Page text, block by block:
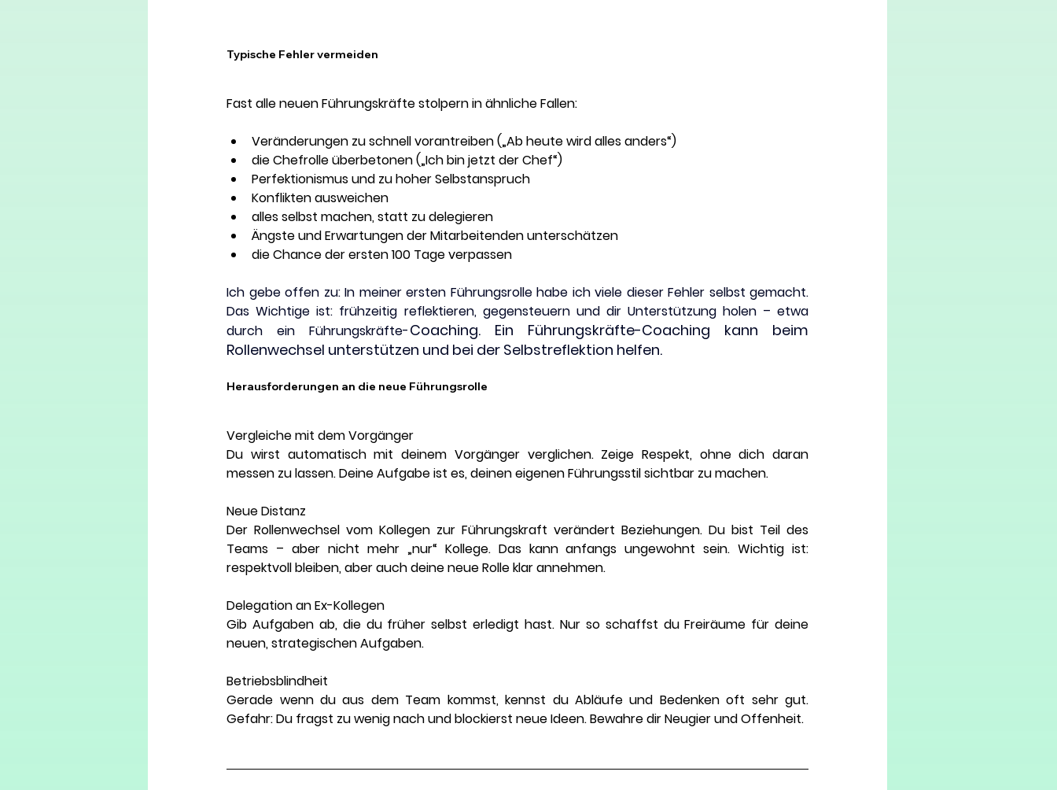
Typische Fehler vermeiden
Fast alle neuen Führungskräfte stolpern in ähnliche Fallen:
Veränderungen zu schnell vorantreiben („Ab heute wird alles anders“)
die Chefrolle überbetonen („Ich bin jetzt der Chef“)
Perfektionismus und zu hoher Selbstanspruch
Konflikten ausweichen
alles selbst machen, statt zu delegieren
Ängste und Erwartungen der Mitarbeitenden unterschätzen
die Chance der ersten 100 Tage verpassen
Ich gebe offen zu: In meiner ersten Führungsrolle habe ich viele dieser Fehler selbst gemacht.
Das Wichtige ist: frühzeitig reflektieren, gegensteuern und dir Unterstützung holen – etwa
durch ein Führungskräfte-Coaching. Ein Führungskräfte-Coaching kann beim
Rollenwechsel unterstützen und bei der Selbstreflektion helfen.
Herausforderungen an die neue Führungsrolle
Vergleiche mit dem Vorgänger
Du wirst automatisch mit deinem Vorgänger verglichen. Zeige Respekt, ohne dich daran
messen zu lassen. Deine Aufgabe ist es, deinen eigenen Führungsstil sichtbar zu machen.
Neue Distanz
Der Rollenwechsel vom Kollegen zur Führungskraft verändert Beziehungen. Du bist Teil des
Teams – aber nicht mehr „nur“ Kollege. Das kann anfangs ungewohnt sein. Wichtig ist:
respektvoll bleiben, aber auch deine neue Rolle klar annehmen.
Delegation an Ex-Kollegen
Gib Aufgaben ab, die du früher selbst erledigt hast. Nur so schaffst du Freiräume für deine
neuen, strategischen Aufgaben.
Betriebsblindheit
Gerade wenn du aus dem Team kommst, kennst du Abläufe und Bedenken oft sehr gut.
Gefahr: Du fragst zu wenig nach und blockierst neue Ideen. Bewahre dir Neugier und Offenheit.